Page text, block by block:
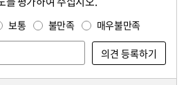
보통 불만족 매우불만족